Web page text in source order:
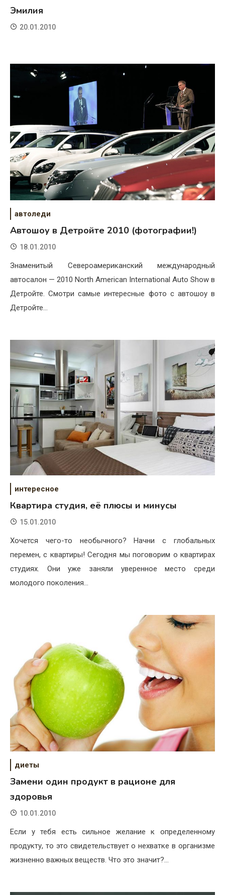
Эмилия
20.01.2010
автоледи
Автошоу в Детройте 2010 (фотографии!)
18.01.2010
Знаменитый Североамериканский международный
автосалон — 2010 North American International Auto Show в
Детройте. Смотри самые интересные фото с автошоу в
Детройте…
интересное
Квартира студия, её плюсы и минусы
15.01.2010
Хочется чего-то необычного? Начни с глобальных
перемен, с квартиры! Сегодня мы поговорим о квартирах
студиях. Они уже заняли уверенное место среди
молодого поколения…
диеты
Замени один продукт в рационе для
здоровья
10.01.2010
Если у тебя есть сильное желание к определенному
продукту, то это свидетельствует о нехватке в организме
жизненно важных веществ. Что это значит?…